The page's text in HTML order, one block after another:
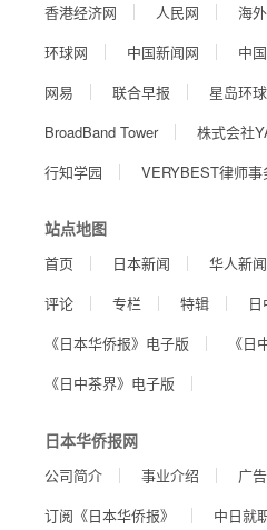
香港经济网
人民网 海
环球网
中国新闻网 中
网易
联合早报
星岛环
BroadBand Tower
株式会社
行知学园
VERYBEST律师事
站点地图
首页 日本新闻 华人新闻
评论
专栏 特辑
《日本华侨报》电子版
《日
《日中茶界》电子版
日本华侨报网
公司简介 事业介绍 广
订阅《日本华侨报》
中日就